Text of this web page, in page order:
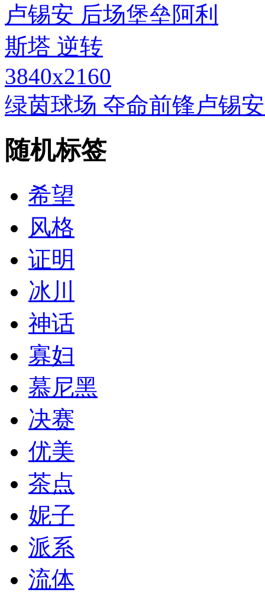
3840x2160
绿茵球场 夺命前锋卢锡
随机标签
希望
风格
证明
冰川
神话
寡妇
慕尼黑
决赛
优美
茶点
妮子
派系
流体